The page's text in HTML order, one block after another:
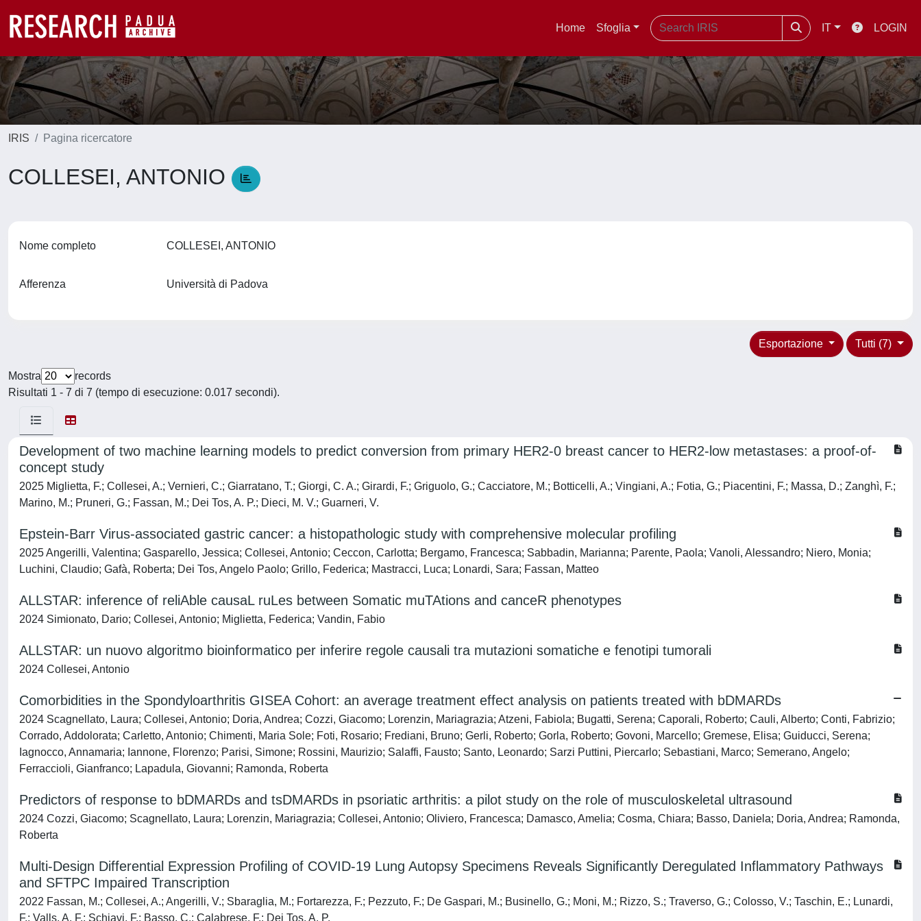
Home Sfoglia IT LOGIN
IRIS Pagina ricercatore
COLLESEI, ANTONIO
Nome completo COLLESEI, ANTONIO
Afferenza Università di Padova
Tutti (7)
Esportazione
Mostra
records
Risultati 1 - 7 di 7 (tempo di esecuzione: 0.017 secondi).
Development of two machine learning models to predict conversion from primary HER2-0 breast cancer to HER2-low metastases: a proof-of-
concept study
2025 Miglietta, F.; Collesei, A.; Vernieri, C.; Giarratano, T.; Giorgi, C. A.; Girardi, F.; Griguolo, G.; Cacciatore, M.; Botticelli, A.; Vingiani, A.; Fotia, G.; Piacentini, F.; Massa, D.; Zanghì, F.;
Marino, M.; Pruneri, G.; Fassan, M.; Dei Tos, A. P.; Dieci, M. V.; Guarneri, V.
Epstein-Barr Virus-associated gastric cancer: a histopathologic study with comprehensive molecular profiling
2025 Angerilli, Valentina; Gasparello, Jessica; Collesei, Antonio; Ceccon, Carlotta; Bergamo, Francesca; Sabbadin, Marianna; Parente, Paola; Vanoli, Alessandro; Niero, Monia;
Luchini, Claudio; Gafà, Roberta; Dei Tos, Angelo Paolo; Grillo, Federica; Mastracci, Luca; Lonardi, Sara; Fassan, Matteo
ALLSTAR: inference of reliAble causaL ruLes between Somatic muTAtions and canceR phenotypes
2024 Simionato, Dario; Collesei, Antonio; Miglietta, Federica; Vandin, Fabio
ALLSTAR: un nuovo algoritmo bioinformatico per inferire regole causali tra mutazioni somatiche e fenotipi tumorali
2024 Collesei, Antonio
Comorbidities in the Spondyloarthritis GISEA Cohort: an average treatment effect analysis on patients treated with bDMARDs
2024 Scagnellato, Laura; Collesei, Antonio; Doria, Andrea; Cozzi, Giacomo; Lorenzin, Mariagrazia; Atzeni, Fabiola; Bugatti, Serena; Caporali, Roberto; Cauli, Alberto; Conti, Fabrizio;
Corrado, Addolorata; Carletto, Antonio; Chimenti, Maria Sole; Foti, Rosario; Frediani, Bruno; Gerli, Roberto; Gorla, Roberto; Govoni, Marcello; Gremese, Elisa; Guiducci, Serena;
Iagnocco, Annamaria; Iannone, Florenzo; Parisi, Simone; Rossini, Maurizio; Salaffi, Fausto; Santo, Leonardo; Sarzi Puttini, Piercarlo; Sebastiani, Marco; Semerano, Angelo;
Ferraccioli, Gianfranco; Lapadula, Giovanni; Ramonda, Roberta
Predictors of response to bDMARDs and tsDMARDs in psoriatic arthritis: a pilot study on the role of musculoskeletal ultrasound
2024 Cozzi, Giacomo; Scagnellato, Laura; Lorenzin, Mariagrazia; Collesei, Antonio; Oliviero, Francesca; Damasco, Amelia; Cosma, Chiara; Basso, Daniela; Doria, Andrea; Ramonda,
Roberta
Multi-Design Differential Expression Profiling of COVID-19 Lung Autopsy Specimens Reveals Significantly Deregulated Inflammatory Pathways
and SFTPC Impaired Transcription
2022 Fassan, M.; Collesei, A.; Angerilli, V.; Sbaraglia, M.; Fortarezza, F.; Pezzuto, F.; De Gaspari, M.; Businello, G.; Moni, M.; Rizzo, S.; Traverso, G.; Colosso, V.; Taschin, E.; Lunardi,
F.; Valls, A. F.; Schiavi, F.; Basso, C.; Calabrese, F.; Dei Tos, A. P.